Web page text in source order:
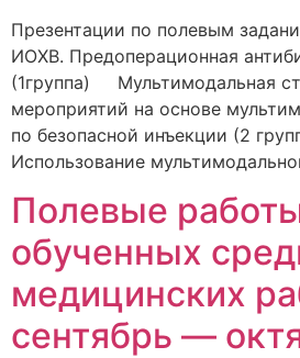
Презентации по полевым
ИОХВ. Предоперационная
(1группа) Мультимодальная
мероприятий на основе
по безопасной инъекции (2
Использование
Полевые
обученных
медицинских
сентябрь —